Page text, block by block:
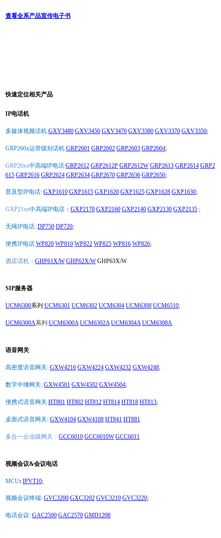
查看全系产品宣传电子书
快速定位相关产品
IP电话机
多媒体视频话机:GXV3480 GXV3450 GXV3470 GXV3380 GXV3370 GXV3350;
GRP260x运营级别话机:GRP2601 GRP2602 GRP2603 GRP2604;
GRP26xx中高端IP电话:GRP2612 GRP2612P GRP2612W GRP2613 GRP2614 GRP2
615 GRP2616 GRP2624 GRP2634 GRP2670 GRP2636 GRP2650;
普及型IP电话: GXP1610 GXP1615 GXP1620 GXP1625 GXP1628 GXP1630;
GXP21xx中高端IP电话 ： GXP2170 GXP2160 GXP2140 GXP2130 GXP2135 ;
无绳IP电话: DP750 DP720;
便携IP电话:WP820 WP810 WP822 WP825 WP816 WP826;
酒店话机： GHP61X/W GHP62X/WGHP63X/W
SIP服务器
UCM6300系列:UCM6301 UCM6302 UCM6304 UCM6308 UCM6510;
UCM6300A系列:UCM6300A UCM6302A UCM6304A UCM6308A
语音网关
高密度语音网关: GXW4216 GXW4224 GXW4232 GXW4248;
数字中继网关: GXW4501 GXW4502 GXW4504;
便携式语音网关:HT801 HT802 HT812 HT814 HT818 HT813;
桌面式语音网关: GXW4104 GXW4108 HT841 HT881
多合一企业级网关： GCC6010 GCC6010W GCC6011
视频会议&会议电话
MCU: IPVT10;
视频会议终端: GVC3200 GXC3202 GVC3210 GVC3220;
电话会议: GAC2500 GAC2570 GMD1208